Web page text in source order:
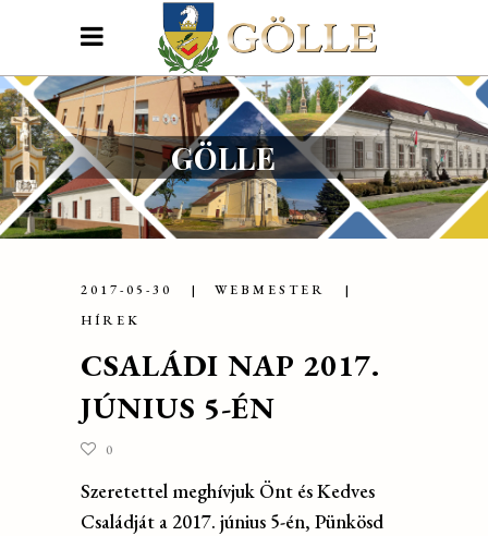
GÖLLE
2017-05-30
WEBMESTER
HÍREK
CSALÁDI NAP 2017.
JÚNIUS 5-ÉN
0
Szeretettel meghívjuk Önt és Kedves
Családját a 2017. június 5-én, Pünkösd